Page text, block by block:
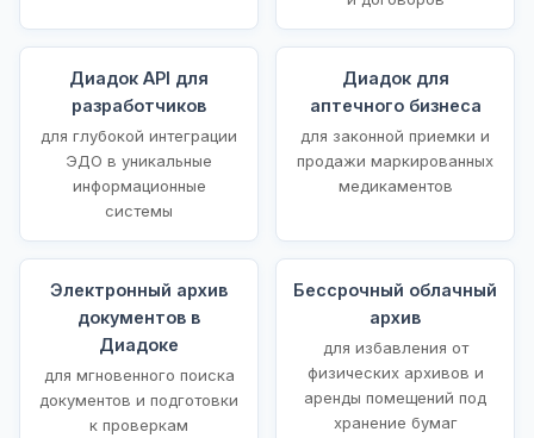
Диадок API для
разработчиков
для глубокой интеграции
ЭДО в уникальные
информационные
системы
Диадок для
аптечного бизнеса
для законной приемки и
продажи маркированных
медикаментов
Электронный архив
документов в
Диадоке
для мгновенного поиска
документов и подготовки
к проверкам
Бессрочный облачный
архив
для избавления от
физических архивов и
аренды помещений под
хранение бумаг